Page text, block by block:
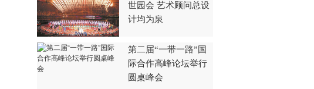
世园会 艺术顾问总设
计均为泉
第二届“一带一路”国
际合作高峰论坛举行
圆桌峰会